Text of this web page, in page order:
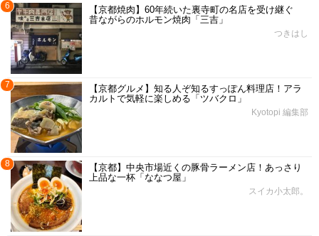
6
【京都焼肉】60年続いた裏寺町の名店を受け継ぐ
昔ながらのホルモン焼肉「三吉」
つきはし
7
【京都グルメ】知る人ぞ知るすっぽん料理店！アラ
カルトで気軽に楽しめる「ツバクロ」
Kyotopi 編集部
8
【京都】中央市場近くの豚骨ラーメン店！あっさり
上品な一杯「ななつ屋」
スイカ小太郎。